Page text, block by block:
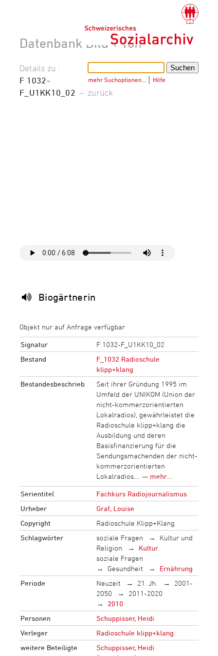
Datenbank Bild + Ton
mehr Suchoptionen… Hilfe
Details zu :
F 1032-
F_U1KK10_02 – zurück
Biogärtnerin
Objekt nur auf Anfrage verfügbar
Signatur
F 1032-F_U1KK10_02
Bestand
F_1032 Radioschule
klipp+klang
Bestandesbeschrieb
Seit ihrer Gründung 1995 im
Umfeld der UNIKOM (Union der
nicht-kommerzorientierten
Lokalradios), gewährleistet die
Radioschule klipp+klang die
Ausbildung und deren
Basisfinanzierung für die
Sendungsmachenden der nicht-
kommerzorientierten
Lokalradios.… — mehr...
Serientitel
Fachkurs Radiojournalismus
Urheber
Graf, Louise
Copyright
Radioschule Klipp+Klang
Schlagwörter
soziale Fragen
Kultur und
Religion
Kultur
soziale Fragen
Gesundheit
Ernährung
Periode
Neuzeit 21. Jh.
2001-
2050
2011-2020
2010
Personen
Schuppisser, Heidi
Verleger
Radioschule klipp+klang
weitere Beteiligte
Schuppisser, Heidi